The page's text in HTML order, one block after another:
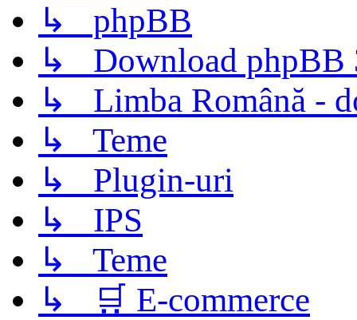
↳ phpBB
↳ Download phpBB
↳ Limba Română -
↳ Teme
↳ Plugin-uri
↳ IPS
↳ Teme
↳ 🛒 E-commerce